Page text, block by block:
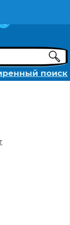
поиск